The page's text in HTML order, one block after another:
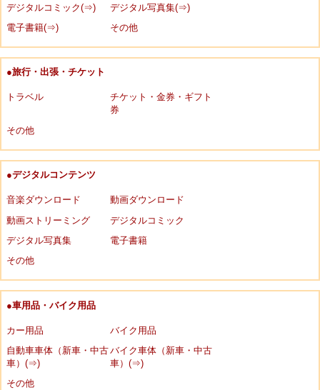
デジタルコミック(⇒)
デジタル写真集(⇒)
電子書籍(⇒)
その他
●旅行・出張・チケット
トラベル
チケット・金券・ギフト
券
その他
●デジタルコンテンツ
音楽ダウンロード
動画ダウンロード
動画ストリーミング
デジタルコミック
デジタル写真集
電子書籍
その他
●車用品・バイク用品
カー用品
バイク用品
自動車車体（新車・中古
車）(⇒)
バイク車体（新車・中古
車）(⇒)
その他